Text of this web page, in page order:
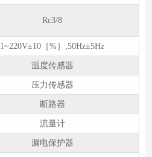
Rc3/8
1~220V±10［%］,50Hz±5Hz
温度传感器
压力传感器
断路器
流量计
漏电保护器